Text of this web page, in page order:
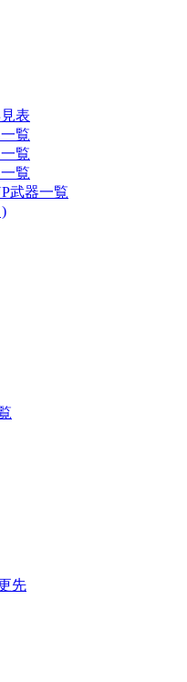
表
覧
覧
覧
武器一覧
先